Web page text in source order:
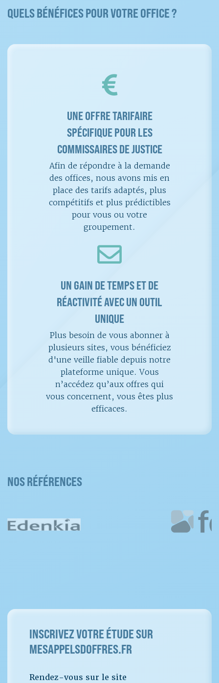
QUELS BÉNÉFICES POUR VOTRE OFFICE ?
UNE OFFRE TARIFAIRE
SPÉCIFIQUE POUR LES
COMMISSAIRES DE JUSTICE
Afin de répondre à la demande
des offices, nous avons mis en
place des tarifs adaptés, plus
compétitifs et plus prédictibles
pour vous ou votre
groupement.
UN GAIN DE TEMPS ET DE
RÉACTIVITÉ AVEC UN OUTIL
UNIQUE
Plus besoin de vous abonner à
plusieurs sites, vous bénéficiez
d'une veille fiable depuis notre
plateforme unique. Vous
n’accédez qu’aux offres qui
vous concernent, vous êtes plus
efficaces.
NOS RÉFÉRENCES
INSCRIVEZ VOTRE ÉTUDE SUR
MESAPPELSDOFFRES.FR
Rendez-vous sur le site